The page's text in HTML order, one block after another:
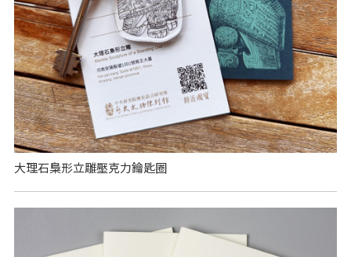
大理石梟形立雕壓克力鑰匙圈